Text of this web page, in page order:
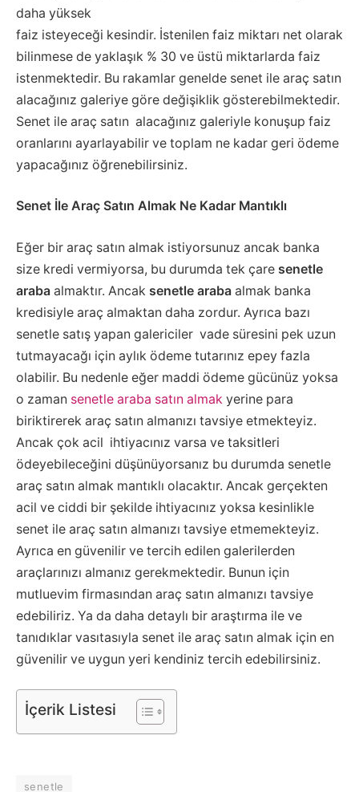
daha yüksek
faiz isteyeceği kesindir. İstenilen faiz miktarı net olarak
bilinmese de yaklaşık % 30 ve üstü miktarlarda faiz
istenmektedir. Bu rakamlar genelde senet ile araç satın
alacağınız galeriye göre değişiklik gösterebilmektedir.
Senet ile araç satın alacağınız galeriyle konuşup faiz
oranlarını ayarlayabilir ve toplam ne kadar geri ödeme
yapacağınız öğrenebilirsiniz.
Senet İle Araç Satın Almak Ne Kadar Mantıklı
Eğer bir araç satın almak istiyorsunuz ancak banka
size kredi vermiyorsa, bu durumda tek çare senetle
araba almaktır. Ancak senetle araba almak banka
kredisiyle araç almaktan daha zordur. Ayrıca bazı
senetle satış yapan galericiler vade süresini pek uzun
tutmayacağı için aylık ödeme tutarınız epey fazla
olabilir. Bu nedenle eğer maddi ödeme gücünüz yoksa
o zaman senetle araba satın almak yerine para
biriktirerek araç satın almanızı tavsiye etmekteyiz.
Ancak çok acil ihtiyacınız varsa ve taksitleri
ödeyebileceğini düşünüyorsanız bu durumda senetle
araç satın almak mantıklı olacaktır. Ancak gerçekten
acil ve ciddi bir şekilde ihtiyacınız yoksa kesinlikle
senet ile araç satın almanızı tavsiye etmemekteyiz.
Ayrıca en güvenilir ve tercih edilen galerilerden
araçlarınızı almanız gerekmektedir. Bunun için
mutluevim firmasından araç satın almanızı tavsiye
edebiliriz. Ya da daha detaylı bir araştırma ile ve
tanıdıklar vasıtasıyla senet ile araç satın almak için en
güvenilir ve uygun yeri kendiniz tercih edebilirsiniz.
İçerik Listesi
senetle